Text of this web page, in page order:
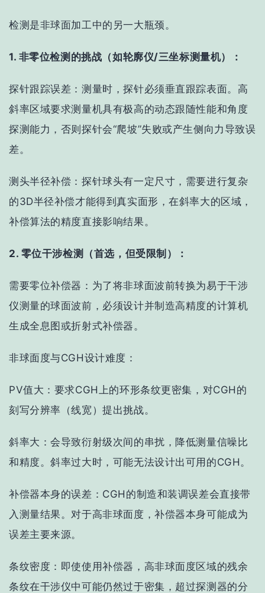
检测是非球面加工中的另一大瓶颈。
1. 非零位检测的挑战（如轮廓仪/三坐标测量机）：
探针跟踪误差 ：测量时，探针必须垂直跟踪表面。高
斜率区域要求测量机具有极高的动态跟随性能和角度
探测能力 ，否则探针会“爬坡”失败或产生侧向力导致误
差。
测头半径补偿 ：探针球头有一定尺寸，需要进行复杂
的3D半径补偿才能得到真实面形，在斜率大的区域，
补偿算法的精度直接影响结果。
2. 零位干涉检测（首选，但受限制）：
需要零位补偿器 ：为了将非球面波前转换为易于干涉
仪测量的球面波前，必须设计并制造高精度的计算机
生成全息图 或折射式补偿器。
非球面度与CGH设计难度 ：
PV值大 ：要求CGH上的环形条纹更密集，对CGH的
刻写分辨率（线宽）提出挑战。
斜率大 ：会导致衍射级次间的串扰，降低测量信噪比
和精度。斜率过大时，可能无法设计出可用的CGH。
补偿器本身的误差 ：CGH的制造和装调误差会直接带
入测量结果。对于高非球面度，补偿器本身可能成为
误差主要来源。
条纹密度 ：即使使用补偿器，高非球面度区域的残余
条纹在干涉仪中可能仍然过于密集，超过探测器的分